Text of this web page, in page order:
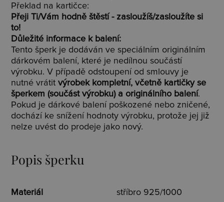
Překlad na kartičce:
Přeji Ti/Vám hodně štěstí - zasloužíš/zasloužíte si
to!
Důležité informace k balení:
Tento šperk je dodáván ve speciálním originálním
dárkovém balení, které je nedílnou součástí
výrobku. V případě odstoupení od smlouvy je
nutné vrátitvýrobek kompletní, včetně kartičky se
šperkem (součást výrobku) a originálního balení.
Pokud je dárkové balení poškozené nebo zničené,
dochází ke snížení hodnoty výrobku, protože jej již
nelze uvést do prodeje jako nový.
Popis šperku
Materiál stříbro 925/1000